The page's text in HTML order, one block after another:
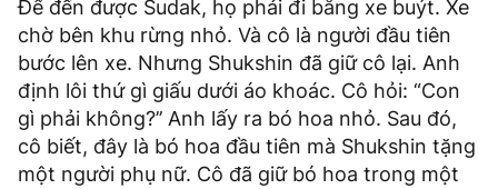
Để đến được Sudak, họ phải đi bằng xe buýt. Xe
chờ bên khu rừng nhỏ. Và cô là người đầu tiên
bước lên xe. Nhưng Shukshin đã giữ cô lại. Anh
định lôi thứ gì giấu dưới áo khoác. Cô hỏi: “Con
gì phải không?’’ Anh lấy ra bó hoa nhỏ. Sau đó,
cô biết, đây là bó hoa đầu tiên mà Shukshin tặng
một người phụ nữ. Cô đã giữ bó hoa trong một